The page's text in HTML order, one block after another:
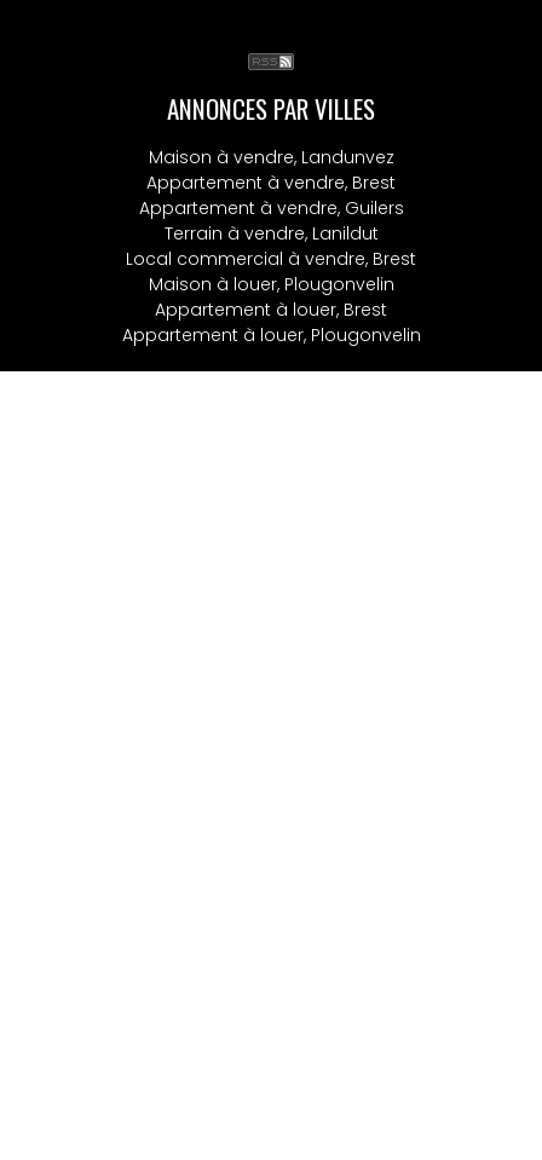
ANNONCES PAR VILLES
Maison à vendre, Landunvez
Appartement à vendre, Brest
Appartement à vendre, Guilers
Terrain à vendre, Lanildut
Local commercial à vendre, Brest
Maison à louer, Plougonvelin
Appartement à louer, Brest
Appartement à louer, Plougonvelin